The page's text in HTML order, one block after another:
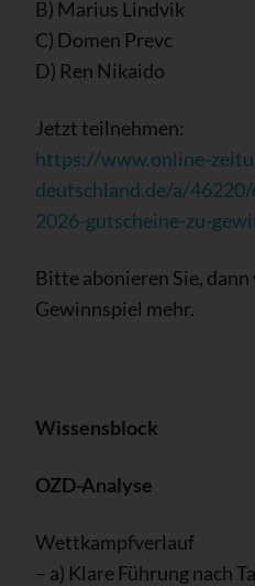
B) Marius Lindvik
C) Domen Prevc
D) Ren Nikaido
Jetzt teilnehmen:
https://www.online-
deutschland.de/a/
2026-gutscheine-zu-
Bitte abonieren Sie, dann
Gewinnspiel mehr.
Wissensblock
OZD-Analyse
Wettkampfverlauf
– a) Klare Führung nach